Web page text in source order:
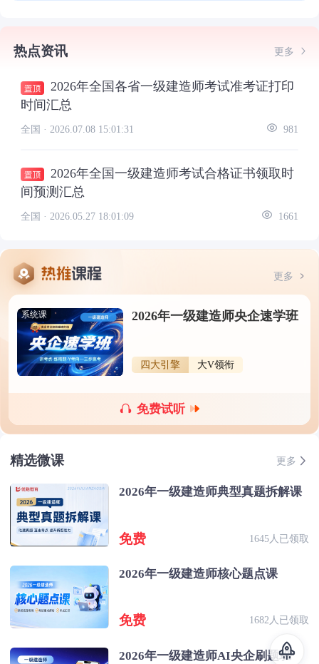
热点资讯 更多
2026年全国各省一级建造师考试准考证打印
时间汇总
全国 · 2026.07.08 15:01:31 981
2026年全国一级建造师考试合格证书领取时
间预测汇总
全国 · 2026.05.27 18:01:09 1661
更多
系统课 2026年一级建造师央企速学班
四大引擎 大V领衔
免费试听
精选微课 更多
2026年一级建造师典型真题拆解课
免费 1645人已领取
2026年一级建造师核心题点课
免费 1682人已领取
2026年一级建造师AI央企刷题班